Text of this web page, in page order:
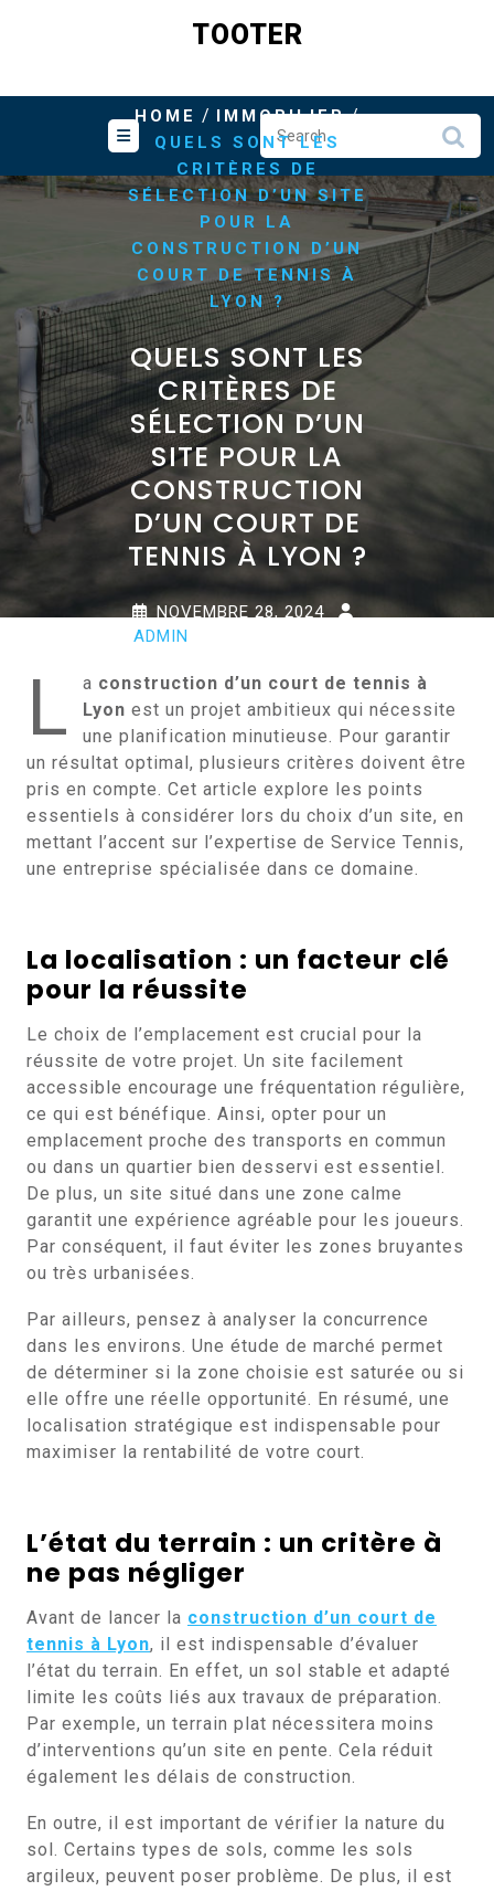
TOOTER
HOME / IMMOBILIER/
QUELS SONT LES
CRITÈRES DE
SÉLECTION D’UN SITE
POUR LA
CONSTRUCTION D’UN
COURT DE TENNIS À
LYON ?
QUELS SONT LES
CRITÈRES DE
SÉLECTION D’UN
SITE POUR LA
CONSTRUCTION
D’UN COURT DE
TENNIS À LYON ?
NOVEMBRE 28, 2024
ADMIN
L a construction d’un court de tennis à
Lyon est un projet ambitieux qui nécessite
une planification minutieuse. Pour garantir
un résultat optimal, plusieurs critères doivent être
pris en compte. Cet article explore les points
essentiels à considérer lors du choix d’un site, en
mettant l’accent sur l’expertise de Service Tennis,
une entreprise spécialisée dans ce domaine.
La localisation : un facteur clé
pour la réussite
Le choix de l’emplacement est crucial pour la
réussite de votre projet. Un site facilement
accessible encourage une fréquentation régulière,
ce qui est bénéfique. Ainsi, opter pour un
emplacement proche des transports en commun
ou dans un quartier bien desservi est essentiel.
De plus, un site situé dans une zone calme
garantit une expérience agréable pour les joueurs.
Par conséquent, il faut éviter les zones bruyantes
ou très urbanisées.
Par ailleurs, pensez à analyser la concurrence
dans les environs. Une étude de marché permet
de déterminer si la zone choisie est saturée ou si
elle offre une réelle opportunité. En résumé, une
localisation stratégique est indispensable pour
maximiser la rentabilité de votre court.
L’état du terrain : un critère à
ne pas négliger
Avant de lancer la construction d’un court de
tennis à Lyon, il est indispensable d’évaluer
l’état du terrain. En effet, un sol stable et adapté
limite les coûts liés aux travaux de préparation.
Par exemple, un terrain plat nécessitera moins
d’interventions qu’un site en pente. Cela réduit
également les délais de construction.
En outre, il est important de vérifier la nature du
sol. Certains types de sols, comme les sols
argileux, peuvent poser problème. De plus, il est